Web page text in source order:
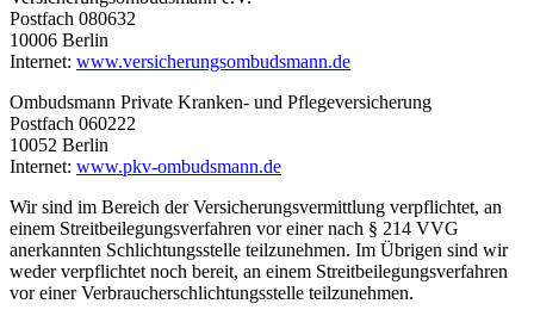
Postfach 080632
10006 Berlin
Internet: www.versicherungsombudsmann.de
Ombudsmann Private Kranken- und Pflegeversicherung
Postfach 060222
10052 Berlin
Internet: www.pkv-ombudsmann.de
Wir sind im Bereich der Versicherungsvermittlung verpflichtet, an
einem Streitbeilegungsverfahren vor einer nach § 214 VVG
anerkannten Schlichtungsstelle teilzunehmen. Im Übrigen sind wir
weder verpflichtet noch bereit, an einem Streitbeilegungsverfahren
vor einer Verbraucherschlichtungsstelle teilzunehmen.